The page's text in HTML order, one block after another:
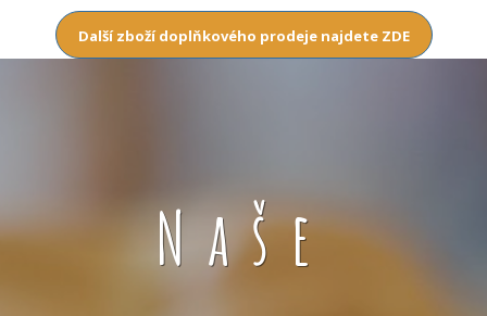
Další zboží doplňkového prodeje najdete ZDE
Naše